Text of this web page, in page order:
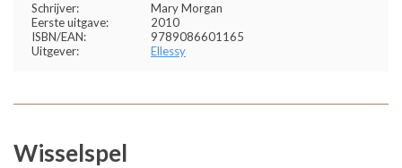
Schrijver:
Mary Morgan
Eerste uitgave:
2010
ISBN/EAN:
9789086601165
Uitgever:
Ellessy
Wisselspel